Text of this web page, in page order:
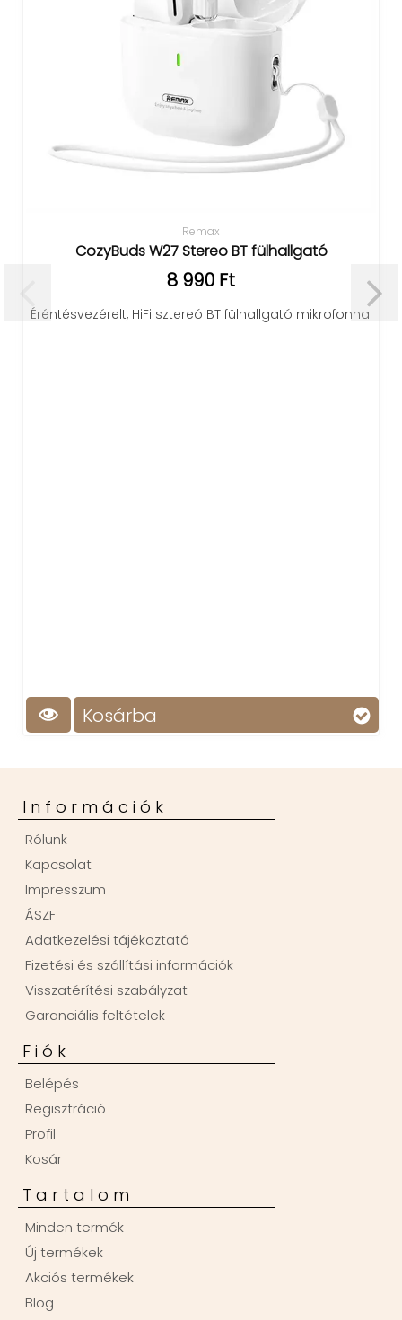
Remax
CozyBuds W27 Stereo BT fülhallgató
8 990 Ft
Éréntésvezérelt, HiFi sztereó BT fülhallgató mikrofonnal
Kosárba
Információk
Rólunk
Kapcsolat
Impresszum
ÁSZF
Adatkezelési tájékoztató
Fizetési és szállítási információk
Visszatérítési szabályzat
Garanciális feltételek
Fiók
Belépés
Regisztráció
Profil
Kosár
Tartalom
Minden termék
Új termékek
Akciós termékek
Blog